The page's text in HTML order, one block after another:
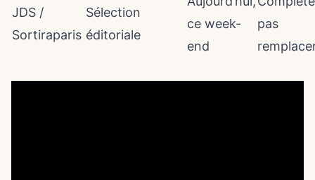
JDS /
Sortiraparis
Sélection
éditoriale
ce week-
end
pas